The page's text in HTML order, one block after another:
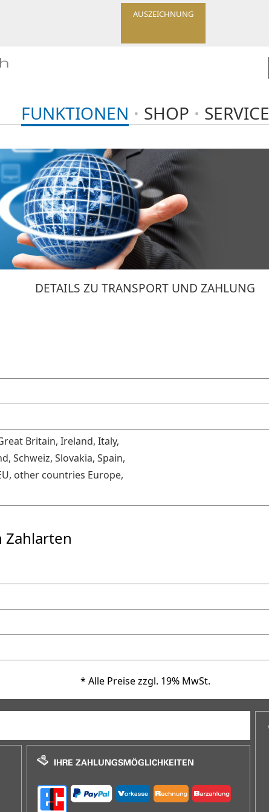
AUSZEICHNUNG
FUNKTIONEN SHOP SERVICE
DETAILS ZU TRANSPORT UND ZAHLUNG
Britain, Ireland, Italy,
Schweiz, Slovakia, Spain,
other countries Europe,
Zahlarten
* Alle Preise zzgl. 19% MwSt.